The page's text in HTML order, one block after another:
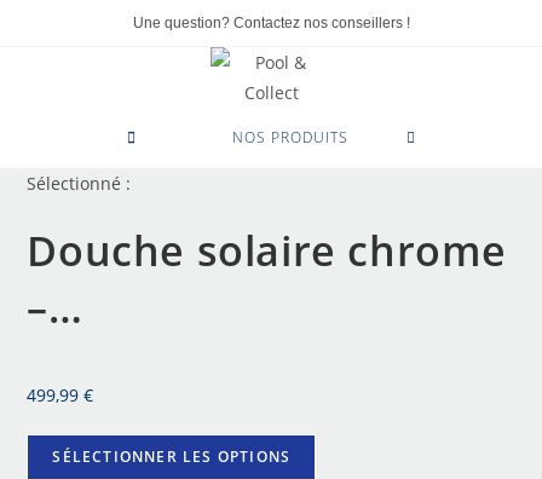
Une question? Contactez nos conseillers !
NOS PRODUITS
Sélectionné :
Douche solaire chrome
–…
499,99€
SÉLECTIONNER LES OPTIONS